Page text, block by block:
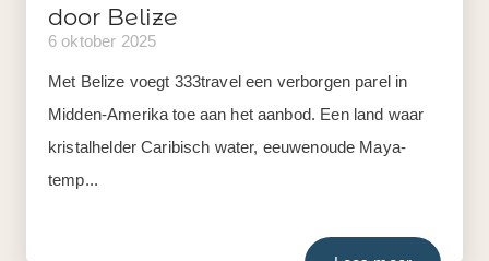
door Belize
6 oktober 2025
Met Belize voegt 333travel een verborgen parel in
Midden-Amerika toe aan het aanbod. Een land waar
kristalhelder Caribisch water, eeuwenoude Maya-
temp...